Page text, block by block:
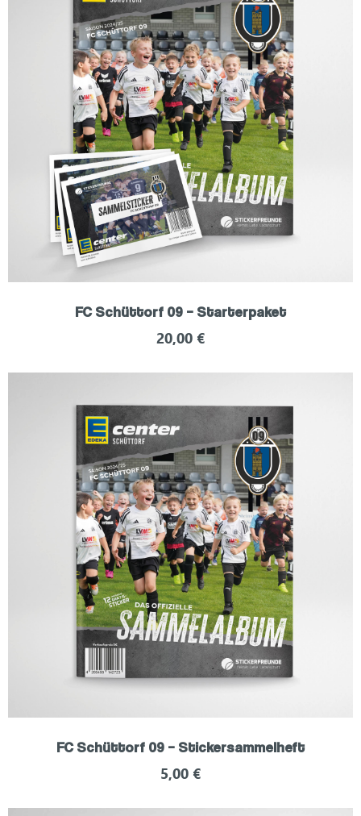
FC Schüttorf 09 – Starterpaket
20,00 €
FC Schüttorf 09 – Stickersammelheft
5,00 €